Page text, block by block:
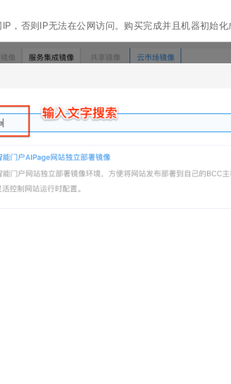
，否则IP无法在公网访问。购买完成并且机器初始